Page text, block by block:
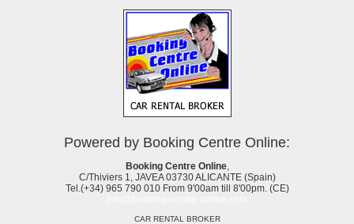
Powered by Booking Centre Online:
Booking Centre Online,
C/Thiviers 1, JAVEA 03730 ALICANTE (Spain)
Tel.(+34) 965 790 010 From 9'00am till 8'00pm. (CE)
CAR RENTAL BROKER